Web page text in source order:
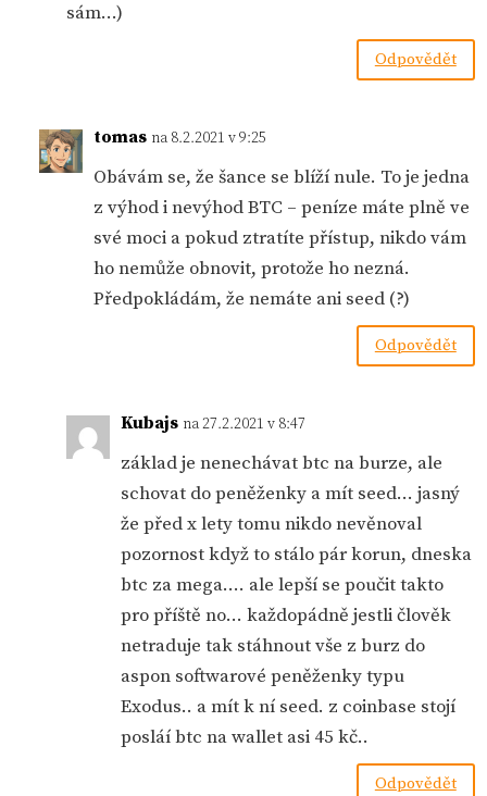
sám…)
Odpovědět
tomas na 8.2.2021 v 9:25
Obávám se, že šance se blíží nule. To je jedna
z výhod i nevýhod BTC – peníze máte plně ve
své moci a pokud ztratíte přístup, nikdo vám
ho nemůže obnovit, protože ho nezná.
Předpokládám, že nemáte ani seed (?)
Odpovědět
Kubajs na 27.2.2021 v 8:47
základ je nenechávat btc na burze, ale
schovat do peněženky a mít seed… jasný
že před x lety tomu nikdo nevěnoval
pozornost když to stálo pár korun, dneska
btc za mega…. ale lepší se poučit takto
pro příště no… každopádně jestli člověk
netraduje tak stáhnout vše z burz do
aspon softwarové peněženky typu
Exodus.. a mít k ní seed. z coinbase stojí
posláí btc na wallet asi 45 kč..
Odpovědět